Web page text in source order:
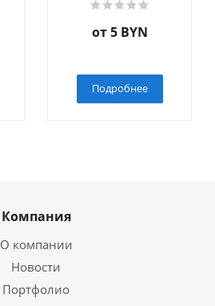
от5 BYN
Подробнее
Компания
О компании
Новости
Портфолио